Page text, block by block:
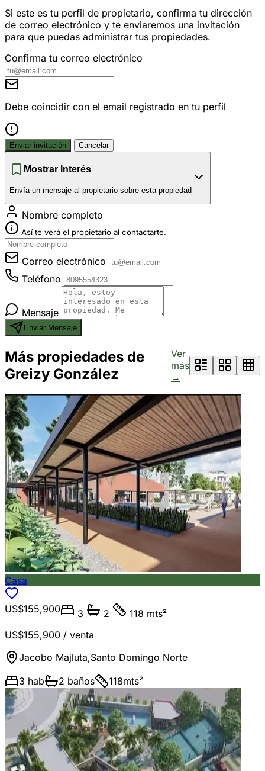
Si este es tu perfil de propietario, confirma tu dirección
de correo electrónico y te enviaremos una invitación
para que puedas administrar tus propiedades.
Confirma tu correo electrónico
Debe coincidir con el email registrado en tu perfil
Enviar invitación Cancelar
Mostrar Interés
Envía un mensaje al propietario sobre esta propiedad
Nombre completo
Así te verá el propietario al contactarte.
Correo electrónico
Teléfono
Mensaje
Enviar Mensaje
Más propiedades de
Greizy González
Ver
más
→
Casa
US$155,900 3 2
118 mts²
US$155,900 / venta
Jacobo Majluta,Santo Domingo Norte
3 hab 2 baños 118mts²